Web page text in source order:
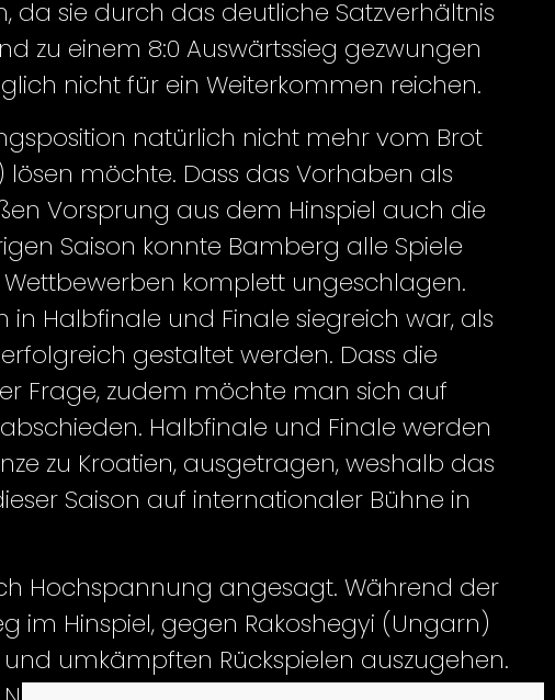
da sie durch das deutliche Satzverhältnis
zu einem 8:0 Auswärtssieg gezwungen
nicht für ein Weiterkommen reichen.
natürlich nicht mehr vom Brot
möchte. Dass das Vorhaben als
Vorsprung aus dem Hinspiel auch die
Saison konnte Bamberg alle Spiele
komplett ungeschlagen.
Halbfinale und Finale siegreich war, als
gestaltet werden. Dass die
Frage, zudem möchte man sich auf
Halbfinale und Finale werden
zu Kroatien, ausgetragen, weshalb das
Saison auf internationaler Bühne in
Hochspannung angesagt. Während der
im Hinspiel, gegen Rakoshegyi (Ungarn)
umkämpften Rückspielen auszugehen.